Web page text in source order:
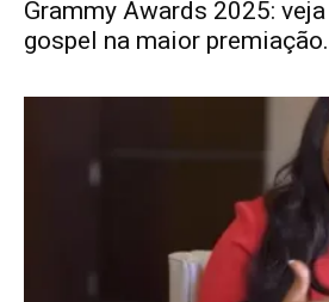
Grammy Awards 2025:
gospel na maior